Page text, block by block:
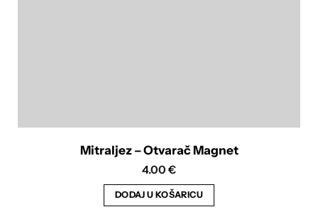
Mitraljez – Otvarač Magnet
4.00 €
DODAJ U KOŠARICU